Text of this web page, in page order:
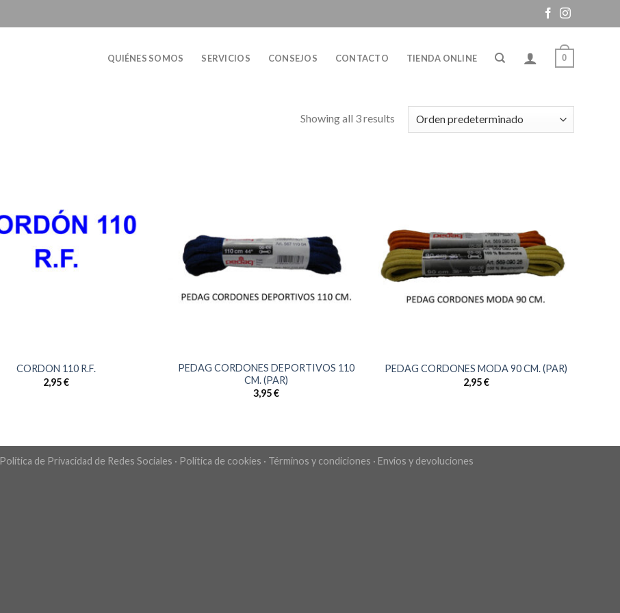
QUIÉNES SOMOS SERVICIOS CONSEJOS CONTACTO TIENDA ONLINE 0
Showing all 3 results
CORDON 110 R.F.
2,95€
PEDAG CORDONES DEPORTIVOS 110
CM. (PAR)
3,95€
PEDAG CORDONES MODA 90 CM. (PAR)
2,95€
Política de Privacidad de Redes Sociales · Política de cookies · Términos y condiciones · Envíos y devoluciones